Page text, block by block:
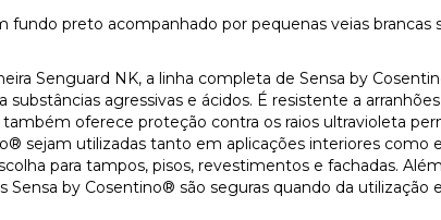
fundo preto acompanhado por pequenas veias brancas
Senguard NK, a linha completa de Sensa by
agressivas e ácidos. É resistente a
oferece proteção contra os raios ultravioleta
sejam utilizadas tanto em aplicações interiores como
para tampos, pisos, revestimentos e fachadas.
Sensa by Cosentino® são seguras quando da utilização